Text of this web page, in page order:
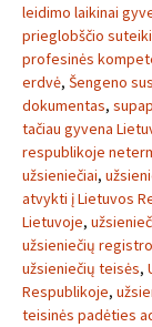
leidimo laikinai
prieglobščio
profesinės
erdvė, Šengeno
dokumentas,
tačiau gyvena
respublikoje
užsieniečiai,
atvykti į Lietuvos
Lietuvoje,
užsieniečių
užsieniečių teisės,
Respublikoje,
teisinės padėties